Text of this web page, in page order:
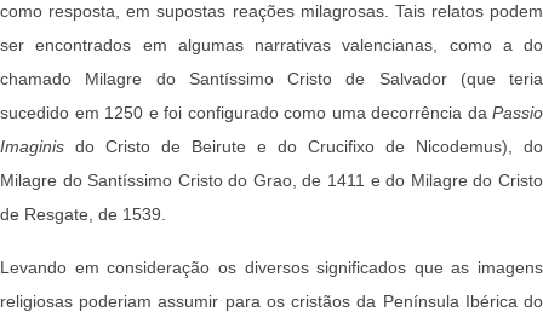
como resposta, em supostas reações milagrosas. Tais relatos podem
ser encontrados em algumas narrativas valencianas, como a do
chamado Milagre do Santíssimo Cristo de Salvador (que teria
sucedido em 1250 e foi configurado como uma decorrência da Passio
Imaginis do Cristo de Beirute e do Crucifixo de Nicodemus), do
Milagre do Santíssimo Cristo do Grao, de 1411 e do Milagre do Cristo
de Resgate, de 1539.
Levando em consideração os diversos significados que as imagens
religiosas poderiam assumir para os cristãos da Península Ibérica do